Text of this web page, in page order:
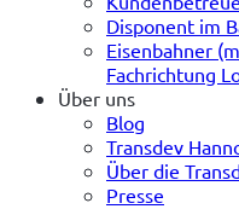
Disponent im
Eisenbahner
Fachrichtung
Über uns
Blog
Transdev
Über die
Presse